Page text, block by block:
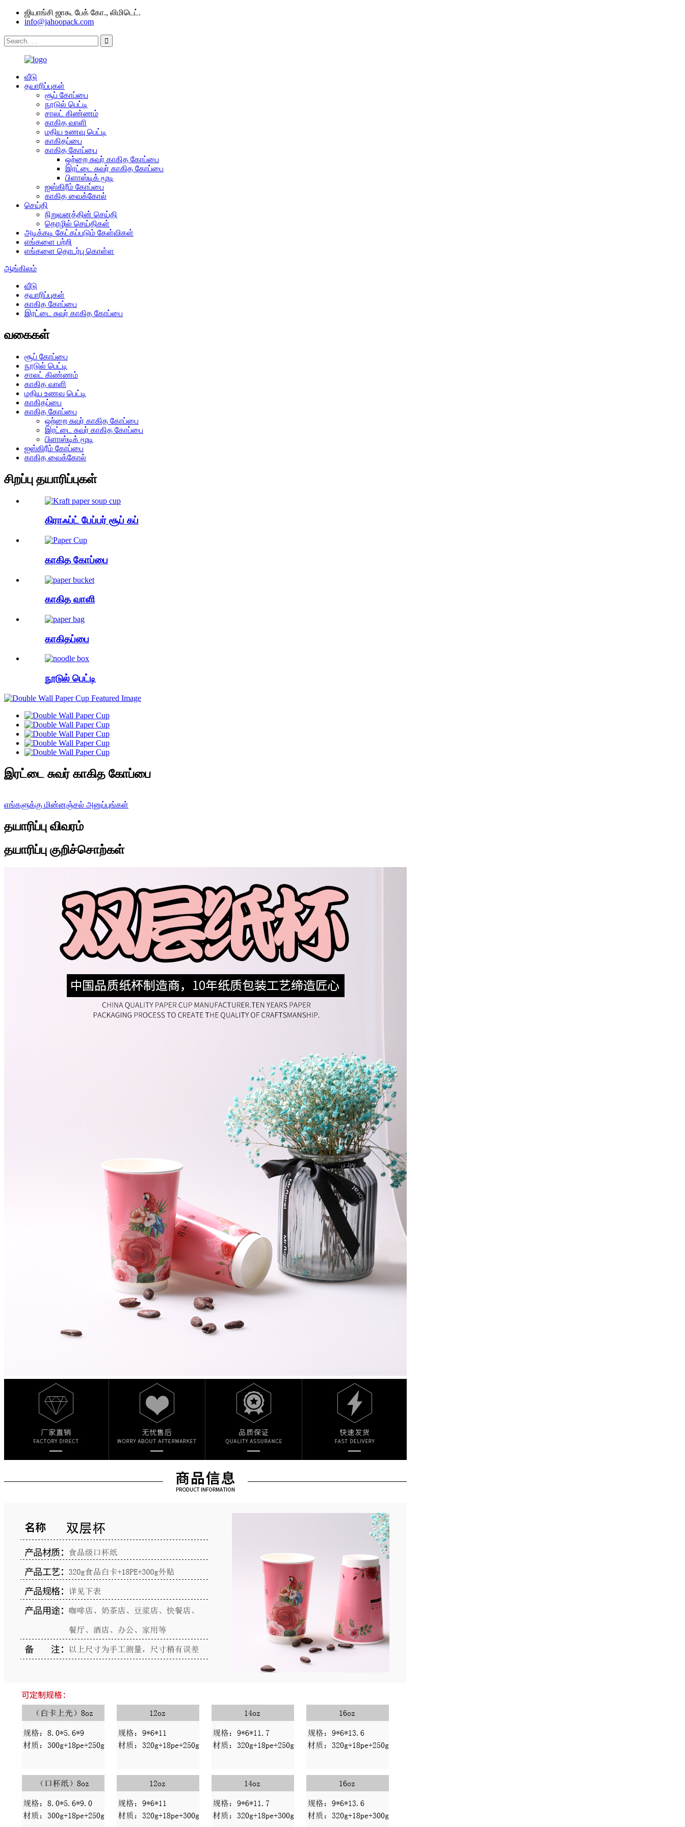
ஜியாங்சி ஜாகூ பேக் கோ., லிமிடெட்.
info@jahoopack.com
வீடு
தயாரிப்புகள்
சூப் கோப்பை
நூடுல் பெட்டி
சாலட் கிண்ணம்
காகித வாளி
மதிய உணவு பெட்டி
காகிதப்பை
காகித கோப்பை
ஒற்றை சுவர் காகித கோப்பை
இரட்டை சுவர் காகித கோப்பை
பிளாஸ்டிக் மூடி
ஐஸ்கிரீம் கோப்பை
காகித வைக்கோல்
செய்தி
நிறுவனத்தின் செய்தி
தொழில் செய்திகள்
அடிக்கடி கேட்கப்படும் கேள்விகள்
எங்களை பற்றி
எங்களை தொடர்பு கொள்ள
ஆங்கிலம்
வீடு
தயாரிப்புகள்
காகித கோப்பை
இரட்டை சுவர் காகித கோப்பை
வகைகள்
சூப் கோப்பை
நூடுல் பெட்டி
சாலட் கிண்ணம்
காகித வாளி
மதிய உணவு பெட்டி
காகிதப்பை
காகித கோப்பை
ஒற்றை சுவர் காகித கோப்பை
இரட்டை சுவர் காகித கோப்பை
பிளாஸ்டிக் மூடி
ஐஸ்கிரீம் கோப்பை
காகித வைக்கோல்
சிறப்பு தயாரிப்புகள்
கிராஃப்ட் பேப்பர் சூப் கப்
காகித கோப்பை
காகித வாளி
காகிதப்பை
நூடுல் பெட்டி
இரட்டை சுவர் காகித கோப்பை
எங்களுக்கு மின்னஞ்சல் அனுப்புங்கள்
தயாரிப்பு விவரம்
தயாரிப்பு குறிச்சொற்கள்